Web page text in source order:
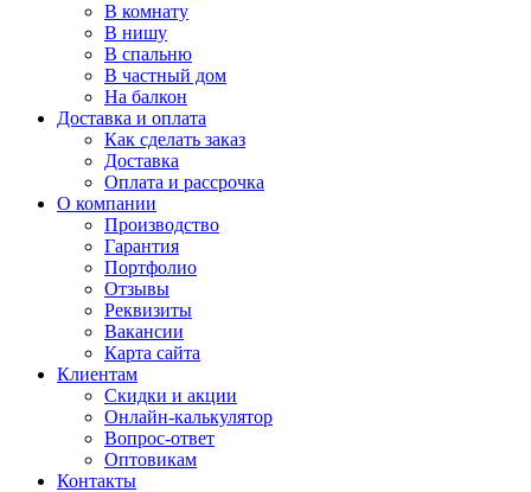
В комнату
В нишу
В спальню
В частный дом
На балкон
Доставка и оплата
Как сделать заказ
Доставка
Оплата и рассрочка
О компании
Производство
Гарантия
Портфолио
Отзывы
Реквизиты
Вакансии
Карта сайта
Клиентам
Скидки и акции
Онлайн-калькулятор
Вопрос-ответ
Оптовикам
Контакты